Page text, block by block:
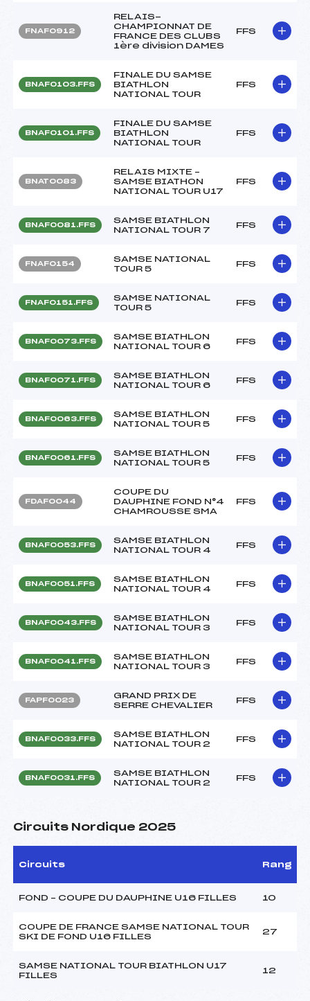
FNAF0912
RELAIS-
CHAMPIONNAT DE
FRANCE DES CLUBS
1ère division DAMES
FFS
BNAF0103.FFS
FINALE DU SAMSE
BIATHLON
NATIONAL TOUR
FFS
BNAF0101.FFS
FINALE DU SAMSE
BIATHLON
NATIONAL TOUR
FFS
BNAT0083
RELAIS MIXTE –
SAMSE BIATHON
NATIONAL TOUR U17
FFS
BNAF0081.FFS
SAMSE BIATHLON
NATIONAL TOUR 7
FFS
FNAF0154
SAMSE NATIONAL
TOUR 5
FFS
FNAF0151.FFS
SAMSE NATIONAL
TOUR 5
FFS
BNAF0073.FFS
SAMSE BIATHLON
NATIONAL TOUR 6
FFS
BNAF0071.FFS
SAMSE BIATHLON
NATIONAL TOUR 6
FFS
BNAF0063.FFS
SAMSE BIATHLON
NATIONAL TOUR 5
FFS
BNAF0061.FFS
SAMSE BIATHLON
NATIONAL TOUR 5
FFS
FDAF0044
COUPE DU
DAUPHINE FOND N°4
CHAMROUSSE SMA
FFS
BNAF0053.FFS
SAMSE BIATHLON
NATIONAL TOUR 4
FFS
BNAF0051.FFS
SAMSE BIATHLON
NATIONAL TOUR 4
FFS
BNAF0043.FFS
SAMSE BIATHLON
NATIONAL TOUR 3
FFS
BNAF0041.FFS
SAMSE BIATHLON
NATIONAL TOUR 3
FFS
FAPF0023
GRAND PRIX DE
SERRE CHEVALIER
FFS
BNAF0033.FFS
SAMSE BIATHLON
NATIONAL TOUR 2
FFS
BNAF0031.FFS
SAMSE BIATHLON
NATIONAL TOUR 2
FFS
Circuits Nordique 2025
Circuits Rang
FOND – COUPE DU DAUPHINE U16 FILLES 10
COUPE DE FRANCE SAMSE NATIONAL TOUR
SKI DE FOND U16 FILLES
27
SAMSE NATIONAL TOUR BIATHLON U17
FILLES
12